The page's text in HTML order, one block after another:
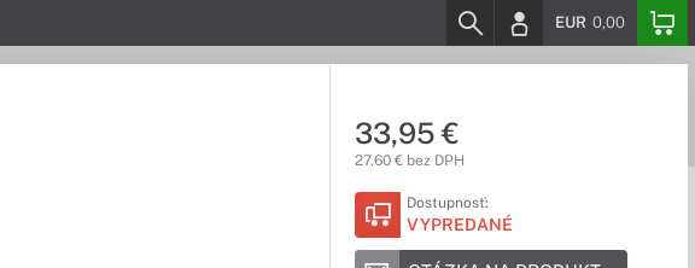
EUR 0,00
33,95 €
27,60 € bez DPH
Dostupnosť:
VYPREDANÉ